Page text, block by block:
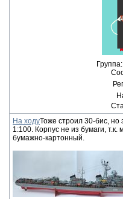
На ходуТоже строил 30-бис,
1:100. Корпус не из бумаги, т.к.
бумажно-картонный.